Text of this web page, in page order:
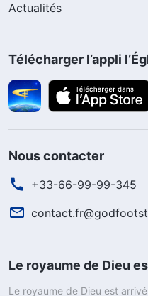
Actualités
Télécharger l’appli
Nous contacter
+33-66-99-99-345
Le royaume de Dieu
Le royaume de Dieu est